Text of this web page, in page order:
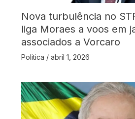
Nova turbulência no
liga Moraes a voos em
associados a Vorcaro
Politica / abril 1, 2026